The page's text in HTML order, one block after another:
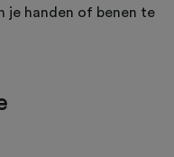
je handen of benen te